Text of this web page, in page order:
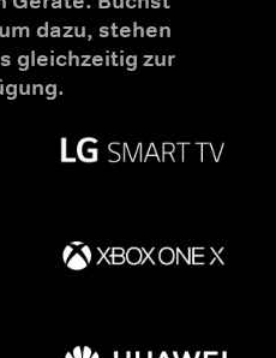
dazu, stehen
gleichzeitig zur